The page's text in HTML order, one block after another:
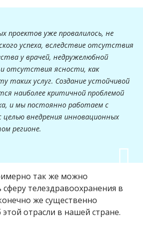
проектов уже провалилось, не
успеха, вследствие отсутствия
у врачей, недружелюбной
отсутствия ясности, как
таких услуг. Создание устойчивой
наиболее критичной проблемой
и мы постоянно работаем с
внедрения инновационных
регионе.
так же можно
телездравоохранения в
же существенно
отрасли в нашей стране.